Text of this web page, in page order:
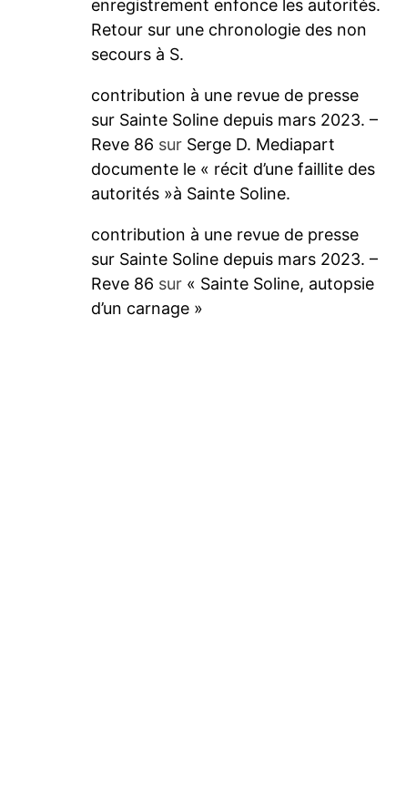
enregistrement enfonce les autorités.
Retour sur une chronologie des non
secours à S.
contribution à une revue de presse
sur Sainte Soline depuis mars 2023. –
Reve 86 sur Serge D. Mediapart
documente le « récit d’une faillite des
autorités »à Sainte Soline.
contribution à une revue de presse
sur Sainte Soline depuis mars 2023. –
Reve 86 sur « Sainte Soline, autopsie
d’un carnage »